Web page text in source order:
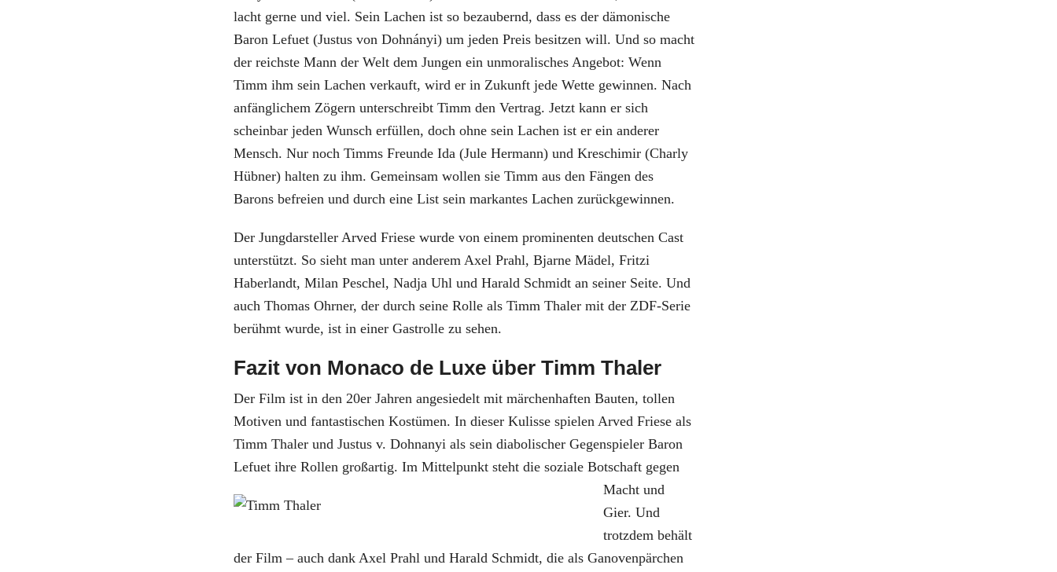
lacht gerne und viel. Sein Lachen ist so bezaubernd, dass es der dämonische
Baron Lefuet (Justus von Dohnányi) um jeden Preis besitzen will. Und so macht
der reichste Mann der Welt dem Jungen ein unmoralisches Angebot: Wenn
Timm ihm sein Lachen verkauft, wird er in Zukunft jede Wette gewinnen. Nach
anfänglichem Zögern unterschreibt Timm den Vertrag. Jetzt kann er sich
scheinbar jeden Wunsch erfüllen, doch ohne sein Lachen ist er ein anderer
Mensch. Nur noch Timms Freunde Ida (Jule Hermann) und Kreschimir (Charly
Hübner) halten zu ihm. Gemeinsam wollen sie Timm aus den Fängen des
Barons befreien und durch eine List sein markantes Lachen zurückgewinnen.
Der Jungdarsteller Arved Friese wurde von einem prominenten deutschen Cast
unterstützt. So sieht man unter anderem Axel Prahl, Bjarne Mädel, Fritzi
Haberlandt, Milan Peschel, Nadja Uhl und Harald Schmidt an seiner Seite. Und
auch Thomas Ohrner, der durch seine Rolle als Timm Thaler mit der ZDF-Serie
berühmt wurde, ist in einer Gastrolle zu sehen.
Fazit von Monaco de Luxe über Timm Thaler
Der Film ist in den 20er Jahren angesiedelt mit märchenhaften Bauten, tollen
Motiven und fantastischen Kostümen. In dieser Kulisse spielen Arved Friese als
Timm Thaler und Justus v. Dohnanyi als sein diabolischer Gegenspieler Baron
Lefuet ihre Rollen großartig. Im Mittelpunkt steht die soziale Botschaft gegen
Macht und
Gier. Und
trotzdem behält
der Film – auch dank Axel Prahl und Harald Schmidt, die als Ganovenpärchen